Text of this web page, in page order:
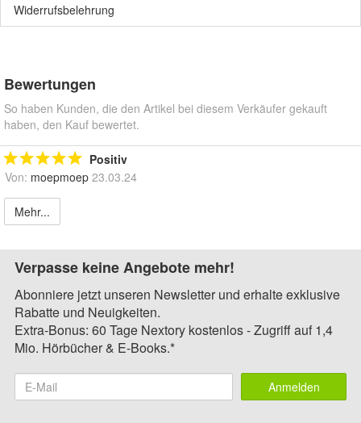
Widerrufsbelehrung
Bewertungen
So haben Kunden, die den Artikel bei diesem Verkäufer gekauft
haben, den Kauf bewertet.
Positiv
Von: moepmoep 23.03.24
Mehr...
Verpasse keine Angebote mehr!
Abonniere jetzt unseren Newsletter und erhalte exklusive
Rabatte und Neuigkeiten.
Extra-Bonus: 60 Tage Nextory kostenlos - Zugriff auf 1,4
Mio. Hörbücher & E-Books.*
Anmelden